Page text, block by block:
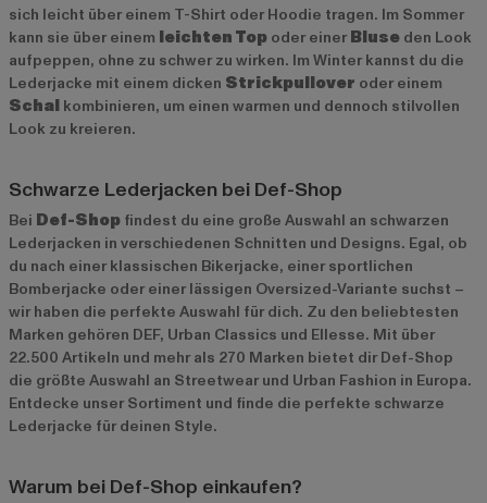
sich leicht über einem T-Shirt oder Hoodie tragen. Im Sommer
kann sie über einem leichten Top oder einer Bluse den Look
aufpeppen, ohne zu schwer zu wirken. Im Winter kannst du die
Lederjacke mit einem dicken Strickpullover oder einem
Schal kombinieren, um einen warmen und dennoch stilvollen
Look zu kreieren.
Schwarze Lederjacken bei Def-Shop
Bei Def-Shop findest du eine große Auswahl an schwarzen
Lederjacken in verschiedenen Schnitten und Designs. Egal, ob
du nach einer klassischen Bikerjacke, einer sportlichen
Bomberjacke oder einer lässigen Oversized-Variante suchst –
wir haben die perfekte Auswahl für dich. Zu den beliebtesten
Marken gehören DEF, Urban Classics und Ellesse. Mit über
22.500 Artikeln und mehr als 270 Marken bietet dir Def-Shop
die größte Auswahl an Streetwear und Urban Fashion in Europa.
Entdecke unser Sortiment und finde die perfekte schwarze
Lederjacke für deinen Style.
Warum bei Def-Shop einkaufen?